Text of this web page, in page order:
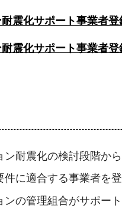
震化サポート事業者登
震化サポート事業者登
ン耐震化の検討段階か
件に適合する事業者を
ンの管理組合がサポー